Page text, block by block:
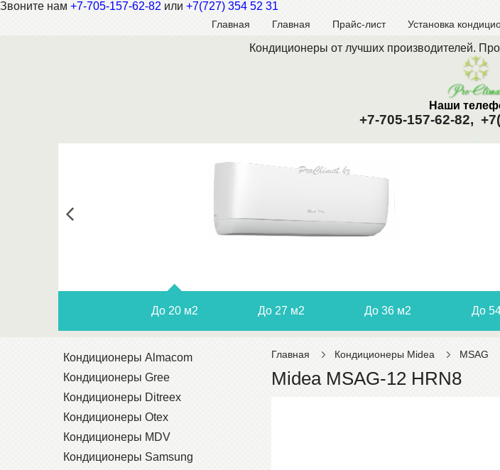
Звоните нам +7-705-157-62-82 или +7(727) 354 52 31
Главная Главная Прайс-лист Установка
Кондиционеры от лучших производителей.
Наши
+7-705-157-62-82,
.
До 20 м2 До 27 м2 До 36 м2 До
Кондиционеры Almacom
Кондиционеры Gree
Кондиционеры Ditreex
Кондиционеры Otex
Кондиционеры MDV
Кондиционеры Samsung
Главная Кондиционеры Midea MSAG
Midea MSAG-12 HRN8